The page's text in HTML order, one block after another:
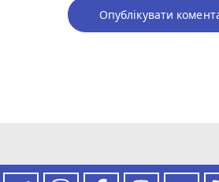
Опублікувати